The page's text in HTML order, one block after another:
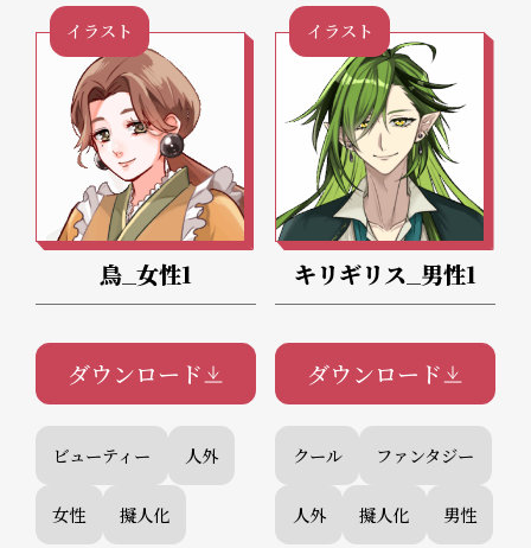
イラスト
鳥_女性1
ダウンロード
ビューティー 人外
女性 擬人化
イラスト
キリギリス_男性1
ダウンロード
クール ファンタジー
人外 擬人化 男性